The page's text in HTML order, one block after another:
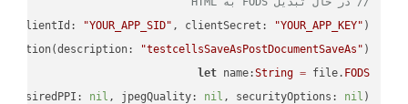
(clientId: "YOUR_APP_SID" , clientSecret: "YOUR_APP_KEY" );
"testcellsSaveAsPostDocumentSaveAs" )
let name:String = file. FODS
, desiredPPI: nil , jpegQuality: nil , securityOptions: nil )